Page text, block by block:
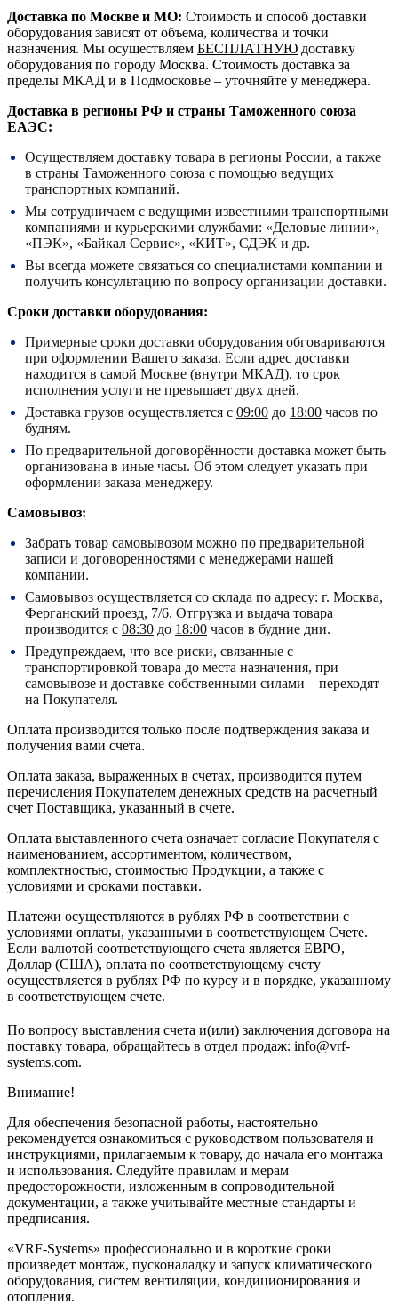
Доставка по Москве и МО: Стоимость и способ доставки
оборудования зависят от объема, количества и точки
назначения. Мы осуществляем БЕСПЛАТНУЮ доставку
оборудования по городу Москва. Стоимость доставка за
пределы МКАД и в Подмосковье – уточняйте у менеджера.
Доставка в регионы РФ и страны Таможенного союза
ЕАЭС:
Осуществляем доставку товара в регионы России, а также
в страны Таможенного союза с помощью ведущих
транспортных компаний.
Мы сотрудничаем с ведущими известными транспортными
компаниями и курьерскими службами: «Деловые линии»,
«ПЭК», «Байкал Сервис», «КИТ», СДЭК и др.
Вы всегда можете связаться со специалистами компании и
получить консультацию по вопросу организации доставки.
Сроки доставки оборудования:
Примерные сроки доставки оборудования обговариваются
при оформлении Вашего заказа. Если адрес доставки
находится в самой Москве (внутри МКАД), то срок
исполнения услуги не превышает двух дней.
Доставка грузов осуществляется с 09:00 до 18:00 часов по
будням.
По предварительной договорённости доставка может быть
организована в иные часы. Об этом следует указать при
оформлении заказа менеджеру.
Самовывоз:
Забрать товар самовывозом можно по предварительной
записи и договоренностями с менеджерами нашей
компании.
Самовывоз осуществляется со склада по адресу: г. Москва,
Ферганский проезд, 7/6. Отгрузка и выдача товара
производится с 08:30 до 18:00 часов в будние дни.
Предупреждаем, что все риски, связанные с
транспортировкой товара до места назначения, при
самовывозе и доставке собственными силами – переходят
на Покупателя.
Оплата производится только после подтверждения заказа и
получения вами счета.
Оплата заказа, выраженных в счетах, производится путем
перечисления Покупателем денежных средств на расчетный
счет Поставщика, указанный в счете.
Оплата выставленного счета означает согласие Покупателя с
наименованием, ассортиментом, количеством,
комплектностью, стоимостью Продукции, а также с
условиями и сроками поставки.
Платежи осуществляются в рублях РФ в соответствии с
условиями оплаты, указанными в соответствующем Счете.
Если валютой соответствующего счета является ЕВРО,
Доллар (США), оплата по соответствующему cчету
осуществляется в рублях РФ по курсу и в порядке, указанному
в соответствующем cчете.
По вопросу выставления счета и(или) заключения договора на
поставку товара, обращайтесь в отдел продаж: info@vrf-
systems.com.
Внимание!
Для обеспечения безопасной работы, настоятельно
рекомендуется ознакомиться с руководством пользователя и
инструкциями, прилагаемым к товару, до начала его монтажа
и использования. Следуйте правилам и мерам
предосторожности, изложенным в сопроводительной
документации, а также учитывайте местные стандарты и
предписания.
«VRF-Systems» профессионально и в короткие сроки
произведет монтаж, пусконаладку и запуск климатического
оборудования, систем вентиляции, кондиционирования и
отопления.